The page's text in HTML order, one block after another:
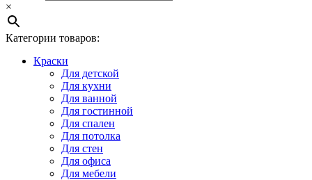
×
Категории товаров:
Краски
Для детской
Для кухни
Для ванной
Для гостинной
Для спален
Для потолка
Для стен
Для офиса
Для мебели